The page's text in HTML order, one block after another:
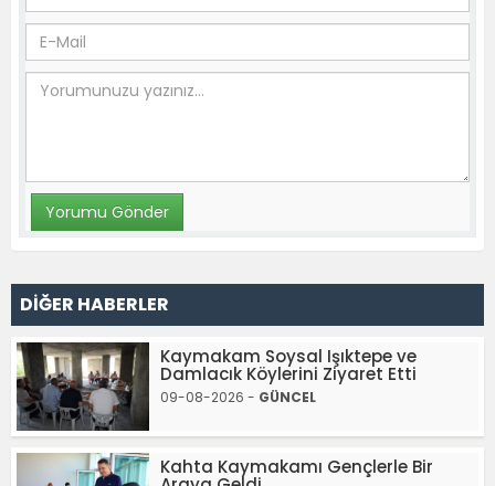
DİĞER HABERLER
Kaymakam Soysal Işıktepe ve
Damlacık Köylerini Ziyaret Etti
09-08-2026 - GÜNCEL
Kahta Kaymakamı Gençlerle Bir